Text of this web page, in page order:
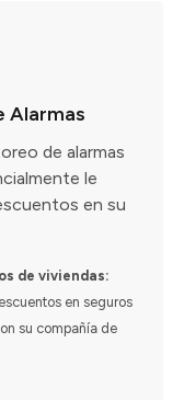
Alarmas
de alarmas
le
en su
de viviendas:
en seguros
su compañía de